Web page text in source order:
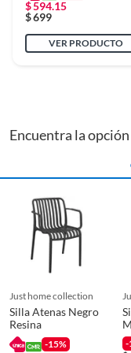
darle un toque
creando un
orden, nuestras
almacenar tus
Recomendaciones
$594.15
$699
VER PRODUCTO
Encuentra la
just home collection
Silla Atenas Negro
Resina
-15%
-